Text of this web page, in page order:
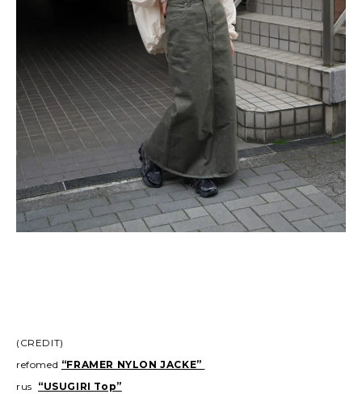
(CREDIT)
refomed “FRAMER NYLON JACKE”
rus “USUGIRI Top”